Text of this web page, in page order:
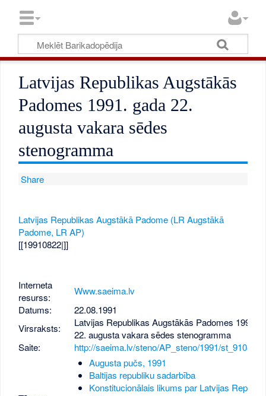
Latvijas Republikas Augstākās
Padomes 1991. gada 22.
augusta vakara sēdes
stenogramma
Share
Latvijas Republikas Augstākā Padome (LR Augstākā
Padome, LR AP)
[[19910822|]]
Interneta
resurss:
Www.saeima.lv
Datums:
22.08.1991
Virsraksts:
Latvijas Republikas Augstākās Padomes 1991.
22. augusta vakara sēdes stenogramma
Saite:
http://saeima.lv/steno/AP_steno/1991/
Augusta pučs, 1991
Baltijas republiku sadarbība
Konstitucionālais likums par Latvijas